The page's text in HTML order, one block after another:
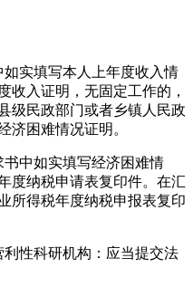
如实填写本人上年度收入情
收入证明，无固定工作的，
级民政部门或者乡镇人民政
济困难情况证明。
书中如实填写经济困难情
度纳税申请表复印件。在汇
所得税年度纳税申报表复印
利性科研机构：应当提交法